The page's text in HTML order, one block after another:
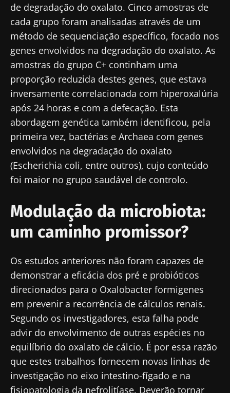
de degradação do oxalato. Cinco amostras de
cada grupo foram analisadas através de um
método de sequenciação específico, focado nos
genes envolvidos na degradação do oxalato. As
amostras do grupo C+ continham uma
proporção reduzida destes genes, que estava
inversamente correlacionada com hiperoxalúria
após 24 horas e com a defecação. Esta
abordagem genética também identificou, pela
primeira vez, bactérias e Archaea com genes
envolvidos na degradação do oxalato
(Escherichia coli, entre outros), cujo conteúdo
foi maior no grupo saudável de controlo.
Modulação da microbiota:
um caminho promissor?
Os estudos anteriores não foram capazes de
demonstrar a eficácia dos pré e probióticos
direcionados para o Oxalobacter formigenes
em prevenir a recorrência de cálculos renais.
Segundo os investigadores, esta falha pode
advir do envolvimento de outras espécies no
equilíbrio do oxalato de cálcio. É por essa razão
que estes trabalhos fornecem novas linhas de
investigação no eixo intestino-fígado e na
fisiopatologia da nefrolitíase. Deverão tornar
Mantenha-se
informado
Junte-se à comunidade de profissionais de
Fique connosco!
Junte-se à comunidade de profissionais de
saúde e investigadores da Microbiota e
receba o "Microbiota Digest" e o "HCP
Magazine" para se manter atualizado com as
últimas notícias sobre a microbiota.